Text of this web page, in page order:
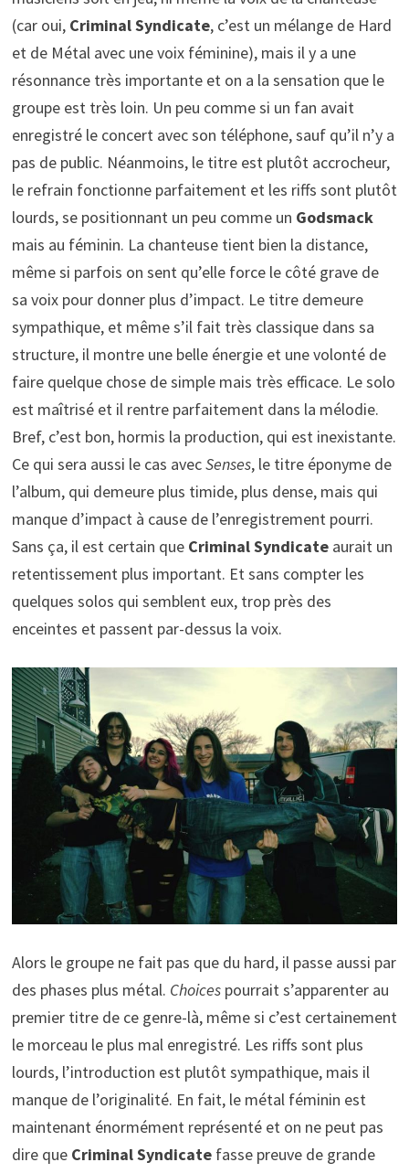
(car oui, Criminal Syndicate, c’est un mélange de Hard
et de Métal avec une voix féminine), mais il y a une
résonnance très importante et on a la sensation que le
groupe est très loin. Un peu comme si un fan avait
enregistré le concert avec son téléphone, sauf qu’il n’y a
pas de public. Néanmoins, le titre est plutôt accrocheur,
le refrain fonctionne parfaitement et les riffs sont plutôt
lourds, se positionnant un peu comme un Godsmack
mais au féminin. La chanteuse tient bien la distance,
même si parfois on sent qu’elle force le côté grave de
sa voix pour donner plus d’impact. Le titre demeure
sympathique, et même s’il fait très classique dans sa
structure, il montre une belle énergie et une volonté de
faire quelque chose de simple mais très efficace. Le solo
est maîtrisé et il rentre parfaitement dans la mélodie.
Bref, c’est bon, hormis la production, qui est inexistante.
Ce qui sera aussi le cas avecSenses, le titre éponyme de
l’album, qui demeure plus timide, plus dense, mais qui
manque d’impact à cause de l’enregistrement pourri.
Sans ça, il est certain que Criminal Syndicateaurait un
retentissement plus important. Et sans compter les
quelques solos qui semblent eux, trop près des
enceintes et passent par-dessus la voix.
Alors le groupe ne fait pas que du hard, il passe aussi par
des phases plus métal. Choicespourrait s’apparenter au
premier titre de ce genre-là, même si c’est certainement
le morceau le plus mal enregistré. Les riffs sont plus
lourds, l’introduction est plutôt sympathique, mais il
manque de l’originalité. En fait, le métal féminin est
maintenant énormément représenté et on ne peut pas
dire que Criminal Syndicatefasse preuve de grande